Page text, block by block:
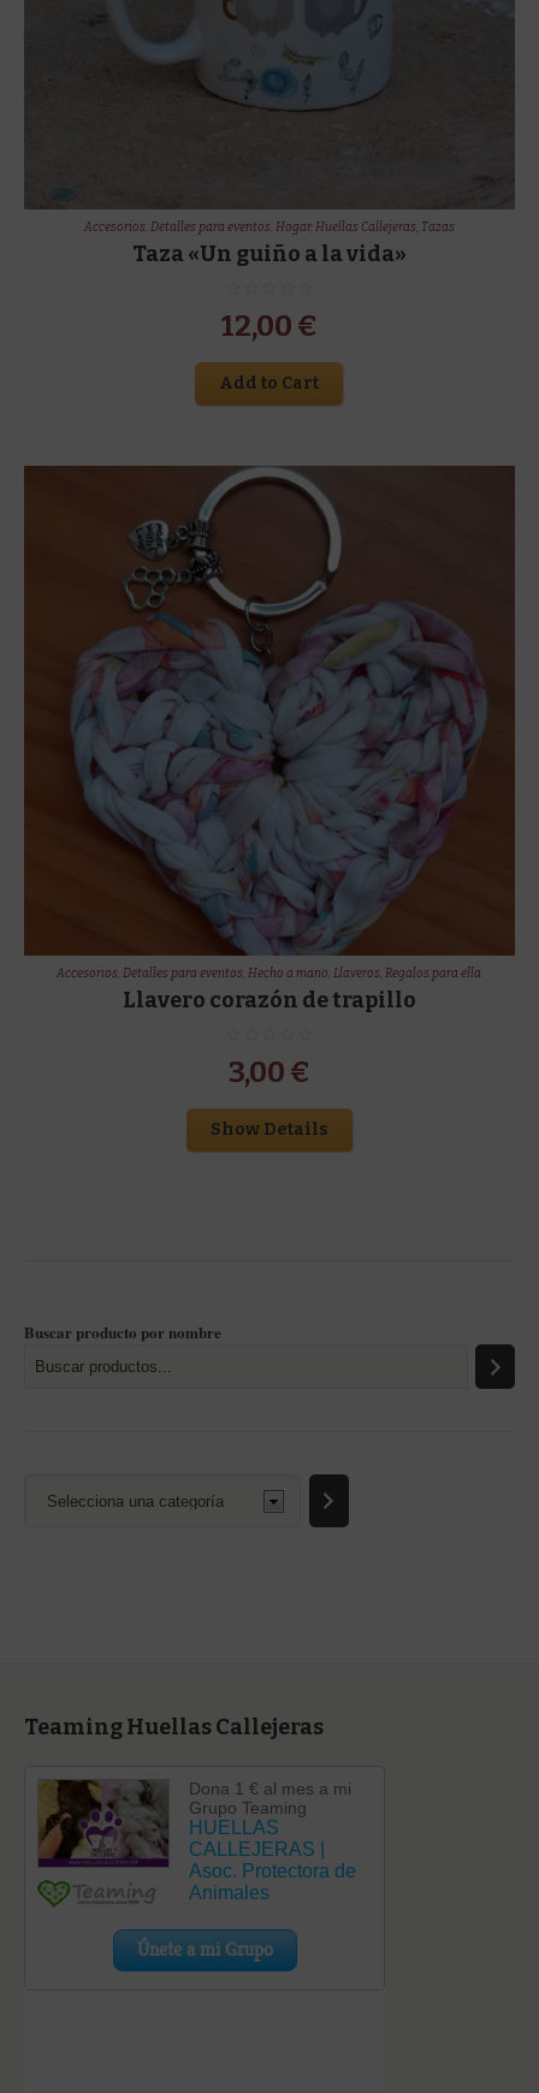
Accesorios, Detalles para eventos, Hogar, Huellas Callejeras, Tazas
Taza «Un guiño a la vida»
12,00 €
Add to Cart
Accesorios,Detalles para eventos,Hecho a mano,Llaveros,Regalos para ella
Llavero corazón de trapillo
3,00 €
Show Details
Buscar producto por nombre
Teaming Huellas Callejeras